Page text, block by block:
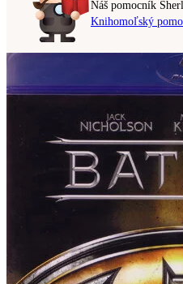
Náš pomocník
Knihomoľský